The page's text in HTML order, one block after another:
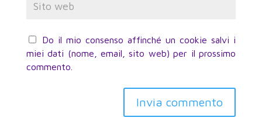
Do il mio consenso affinché un cookie salvi i
miei dati (nome, email, sito web) per il prossimo
commento.
Invia commento